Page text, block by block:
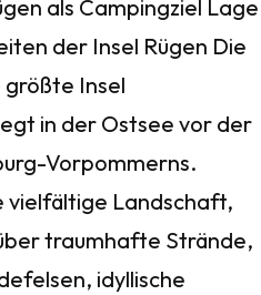
als Campingziel Lage
der Insel Rügen Die
größte Insel
in der Ostsee vor der
Vorpommerns.
vielfältige Landschaft,
traumhafte Strände,
idyllische